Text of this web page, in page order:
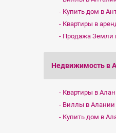
Купить дом в
Квартиры в
Продажа Земли
Недвижимость в
Квартиры в
Виллы в Алании
Купить дом в